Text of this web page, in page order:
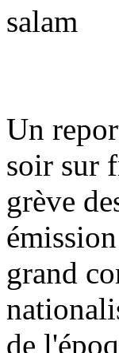
salam
Un
soir sur
grève
grand
de